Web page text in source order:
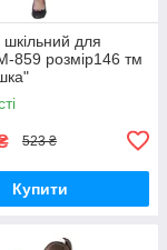
для
859 розмір146 тм
523 ₴
Купити